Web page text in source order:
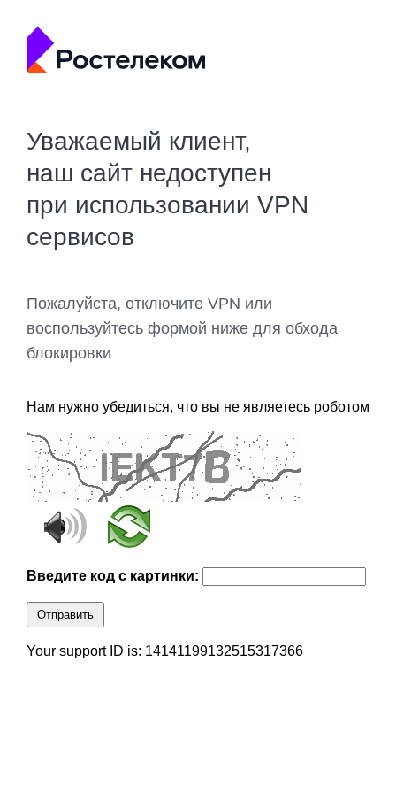
Уважаемый клиент,
наш сайт недоступен
при использовании VPN
сервисов
Пожалуйста, отключите VPN или
воспользуйтесь формой ниже для обхода
блокировки
Нам нужно убедиться, что вы не являетесь роботом
Введите код с картинки:
Отправить
Your support ID is: 14141199132515317366